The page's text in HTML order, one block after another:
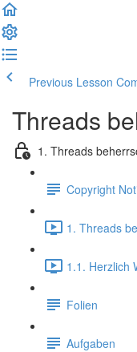
Previous Lesson
Threads
1. Threads
Copyright
1. Threads
1.1. Herzlich
Folien
Aufgaben